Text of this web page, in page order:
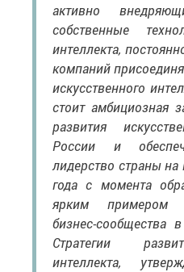
активно
собственные
интеллекта,
компаний
искусственного
стоит амбициозная
развития
России и
лидерство страны
года с момента
ярким примером
бизнес-сообщества
Стратегии
интеллекта,